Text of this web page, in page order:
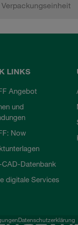
Verpackungseinheit
LINKS
Angebot
und
Now
CAD-Datenbank
digitale Services
Datenschutzerklärung